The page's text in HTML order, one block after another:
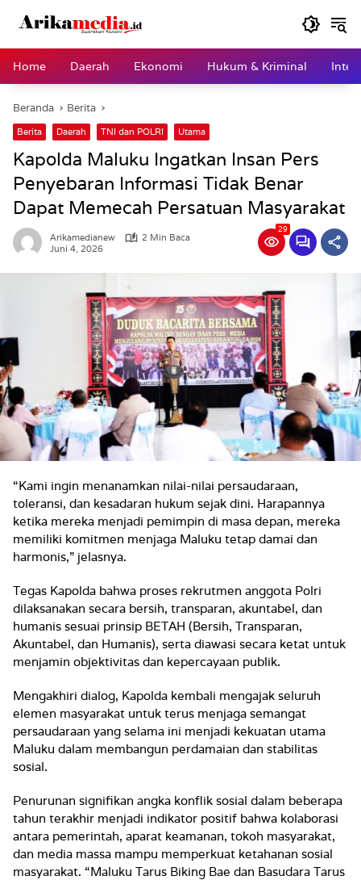
Home
Daerah Ekonomi Hukum & Kriminal
Beranda Berita
Berita Daerah TNI dan POLRI Utama
Kapolda Maluku Ingatkan Insan Pers
Penyebaran Informasi Tidak Benar
Dapat Memecah Persatuan Masyarakat
Arikamedianew
2 Min Baca
Juni 4, 2026
29
“Kami ingin menanamkan nilai-nilai persaudaraan,
toleransi, dan kesadaran hukum sejak dini. Harapannya
ketika mereka menjadi pemimpin di masa depan, mereka
memiliki komitmen menjaga Maluku tetap damai dan
harmonis,” jelasnya.
Tegas Kapolda bahwa proses rekrutmen anggota Polri
dilaksanakan secara bersih, transparan, akuntabel, dan
humanis sesuai prinsip BETAH (Bersih, Transparan,
Akuntabel, dan Humanis), serta diawasi secara ketat untuk
menjamin objektivitas dan kepercayaan publik.
Mengakhiri dialog, Kapolda kembali mengajak seluruh
elemen masyarakat untuk terus menjaga semangat
persaudaraan yang selama ini menjadi kekuatan utama
Maluku dalam membangun perdamaian dan stabilitas
sosial.
Penurunan signifikan angka konflik sosial dalam beberapa
tahun terakhir menjadi indikator positif bahwa kolaborasi
antara pemerintah, aparat keamanan, tokoh masyarakat,
dan media massa mampu memperkuat ketahanan sosial
masyarakat. “Maluku Tarus Biking Bae dan Basudara Tarus